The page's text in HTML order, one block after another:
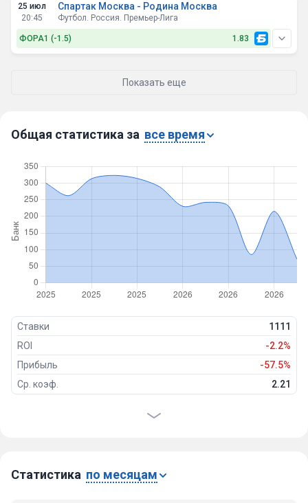
25 июл
20:45
Спартак Москва - Родина Москва
Футбол. Россия. Премьер-Лига
ФОРА1 (-1.5) 1.83
Показать еще
Общая статистика за все время
Ставки
1111
ROI
-2.2%
Прибыль
-57.5%
Ср. коэф.
2.21
Проигрыши
Статистика по месяцам